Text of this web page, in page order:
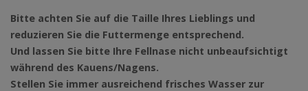
Bitte achten Sie auf die Taille Ihres Lieblings und
reduzieren Sie die Futtermenge entsprechend.
Und lassen Sie bitte Ihre Fellnase nicht unbeaufsichtigt
während des Kauens/Nagens.
Stellen Sie immer ausreichend frisches Wasser zur